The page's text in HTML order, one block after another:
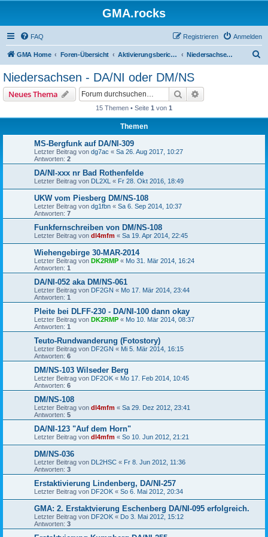
GMA.rocks
FAQ Anmelden
Registrieren
GMA Home Foren-Übersicht Aktivierungsberichte / Activity Reports Niedersachsen - DA/NI oder DM/NS
Niedersachsen - DA/NI oder DM/NS
Neues Thema Suche
15 Themen • Seite 1 von 1
Themen
MS-Bergfunk auf DA/NI-309
Letzter Beitrag von dg7ac « Sa 26. Aug 2017, 10:27
Antworten: 2
DA/NI-xxx nr Bad Rothenfelde
Letzter Beitrag von DL2XL « Fr 28. Okt 2016, 18:49
UKW vom Piesberg DM/NS-108
Letzter Beitrag von dg1fbn « Sa 6. Sep 2014, 10:37
Antworten: 7
Funkfernschreiben von DM/NS-108
Letzter Beitrag von dl4mfm « Sa 19. Apr 2014, 22:45
Wiehengebirge 30-MAR-2014
Letzter Beitrag von DK2RMP « Mo 31. Mär 2014, 16:24
Antworten: 1
DA/NI-052 aka DM/NS-061
Letzter Beitrag von DF2GN « Mo 17. Mär 2014, 23:44
Antworten: 1
Pleite bei DLFF-230 - DA/NI-100 dann okay
Letzter Beitrag von DK2RMP « Mo 10. Mär 2014, 08:37
Antworten: 1
Teuto-Rundwanderung (Fotostory)
Letzter Beitrag von DF2GN « Mi 5. Mär 2014, 16:15
Antworten: 6
DM/NS-103 Wilseder Berg
Letzter Beitrag von DF2OK « Mo 17. Feb 2014, 10:45
Antworten: 6
DM/NS-108
Letzter Beitrag von dl4mfm « Sa 29. Dez 2012, 23:41
Antworten: 5
DA/NI-123 "Auf dem Horn"
Letzter Beitrag von dl4mfm « So 10. Jun 2012, 21:21
DM/NS-036
Letzter Beitrag von DL2HSC « Fr 8. Jun 2012, 11:36
Antworten: 3
Erstaktivierung Lindenberg, DA/NI-257
Letzter Beitrag von DF2OK « So 6. Mai 2012, 20:34
GMA: 2. Erstaktvierung Eschenberg DA/NI-095 erfolgreich.
Letzter Beitrag von DF2OK « Do 3. Mai 2012, 15:12
Antworten: 3